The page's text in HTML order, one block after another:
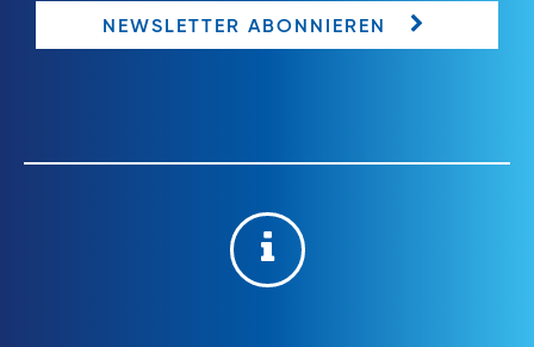
NEWSLETTER ABONNIEREN